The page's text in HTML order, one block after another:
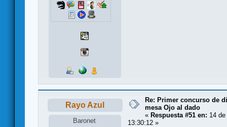
Rayo Azul
Baronet
Re: Primer concurso de
mesa Ojo al dado
« Respuesta #51 en: 14
13:30:12 »